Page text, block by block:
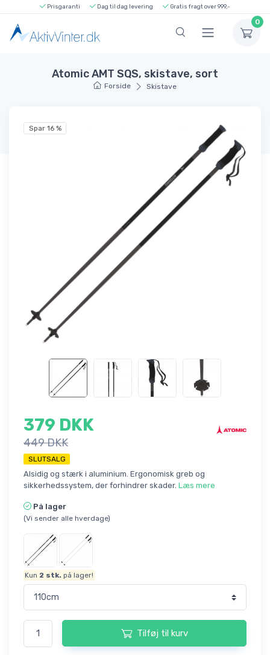
Prisgaranti Dag til dag levering Gratis fragt over 999,-
0
Atomic AMT SQS, skistave, sort
Forside Skistave
Spar 16 %
379 DKK
449 DKK
SLUTSALG
Alsidig og stærk i aluminium. Ergonomisk greb og
sikkerhedssystem, der forhindrer skader. Læs mere
På lager
(Vi sender alle hverdage)
Kun 2 stk. på lager!
Tilføj til kurv